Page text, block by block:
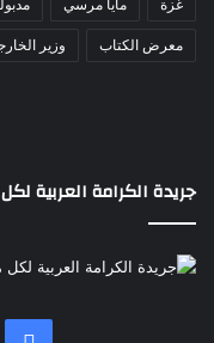
غزة مايا مرسي
معرض الكتاب وزير
جريدة الكرامة العربية